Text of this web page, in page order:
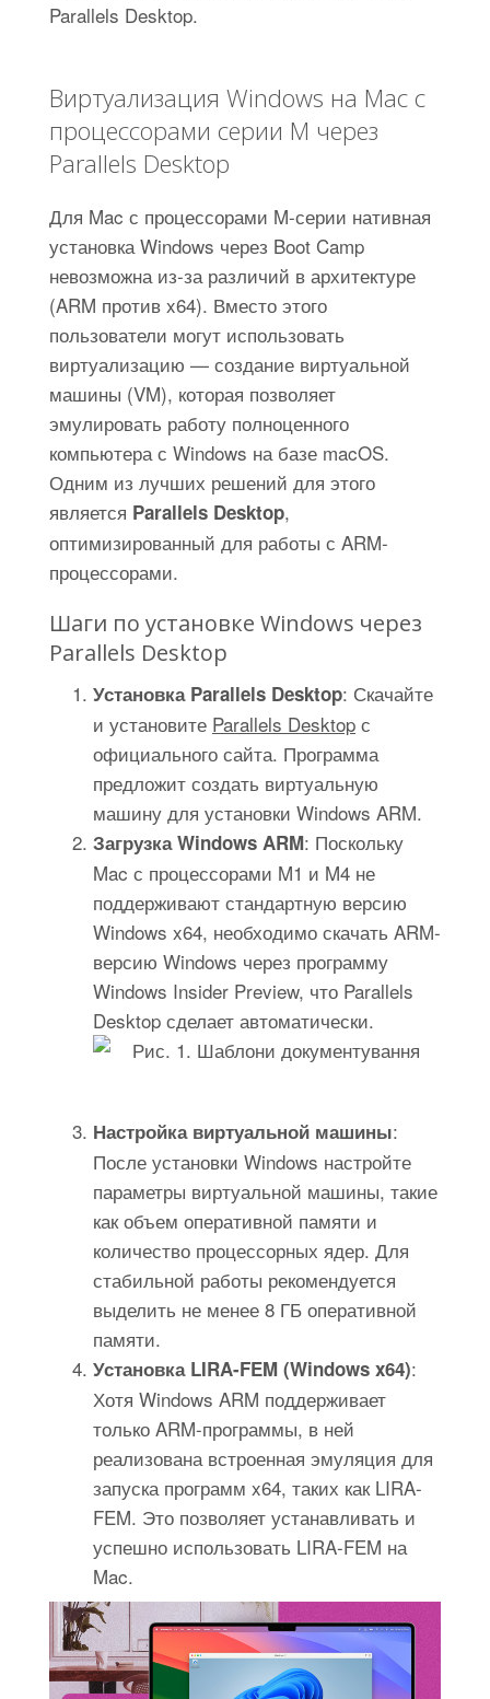
Parallels Desktop.
Виртуализация Windows на Mac с
процессорами серии M через
Parallels Desktop
Для Mac с процессорами M-серии нативная
установка Windows через Boot Camp
невозможна из-за различий в архитектуре
(ARM против x64). Вместо этого
пользователи могут использовать
виртуализацию — создание виртуальной
машины (VM), которая позволяет
эмулировать работу полноценного
компьютера с Windows на базе macOS.
Одним из лучших решений для этого
является Parallels Desktop,
оптимизированный для работы с ARM-
процессорами.
Шаги по установке Windows через
Parallels Desktop
Установка Parallels Desktop: Скачайте
и установите Parallels Desktop с
официального сайта. Программа
предложит создать виртуальную
машину для установки Windows ARM.
Загрузка Windows ARM: Поскольку
Mac с процессорами M1 и M4 не
поддерживают стандартную версию
Windows x64, необходимо скачать ARM-
версию Windows через программу
Windows Insider Preview, что Parallels
Desktop сделает автоматически.
Настройка виртуальной машины:
После установки Windows настройте
параметры виртуальной машины, такие
как объем оперативной памяти и
количество процессорных ядер. Для
стабильной работы рекомендуется
выделить не менее 8 ГБ оперативной
памяти.
Установка LIRA-FEM (Windows x64):
Хотя Windows ARM поддерживает
только ARM-программы, в ней
реализована встроенная эмуляция для
запуска программ x64, таких как LIRA-
FEM. Это позволяет устанавливать и
успешно использовать LIRA-FEM на
Mac.